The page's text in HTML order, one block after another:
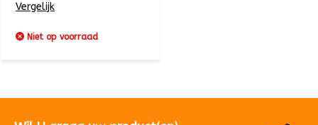
Vergelijk
Niet op voorraad